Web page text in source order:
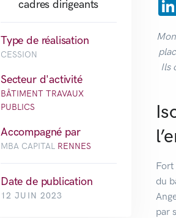
cadres dirigeants
Type de réalisation
CESSION
Secteur d'activité
BÂTIMENT TRAVAUX
PUBLICS
Accompagné par
MBA CAPITAL RENNES
Date de publication
12 JUIN 2023
Ils
Fort
du
par